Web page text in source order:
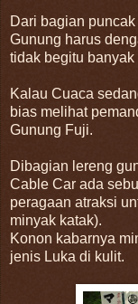
Dari bagian
Gunung harus
tidak begitu
Kalau Cuaca
bias melihat
Gunung Fuji.
Dibagian lereng
Cable Car ada
peragaan atraksi
minyak katak).
Konon kabarnya
jenis Luka di kulit.